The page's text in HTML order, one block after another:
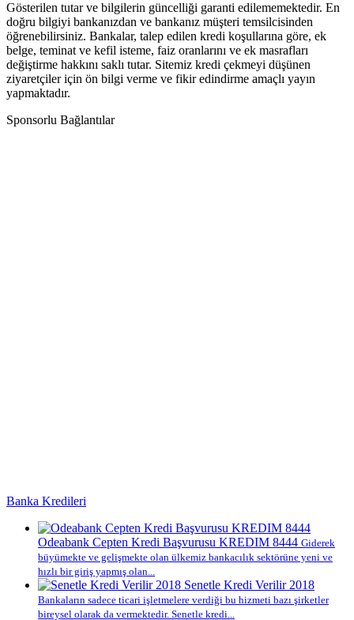
Gösterilen tutar ve bilgilerin güncelliği garanti edilememektedir. En
doğru bilgiyi bankanızdan ve bankanız müşteri temsilcisinden
öğrenebilirsiniz. Bankalar, talep edilen kredi koşullarına göre, ek
belge, teminat ve kefil isteme, faiz oranlarını ve ek masrafları
değiştirme hakkını saklı tutar. Sitemiz kredi çekmeyi düşünen
ziyaretçiler için ön bilgi verme ve fikir edindirme amaçlı yayın
yapmaktadır.
Sponsorlu Bağlantılar
Banka Kredileri
Odeabank Cepten Kredi Başvurusu KREDIM 8444 Giderek
büyümekte ve gelişmekte olan ülkemiz bankacılık sektörüne yeni ve
hızlı bir giriş yapmış olan...
Senetle Kredi Verilir 2018
Bankaların sadece ticari işletmelere verdiği bu hizmeti bazı şirketler
bireysel olarak da vermektedir. Senetle kredi...